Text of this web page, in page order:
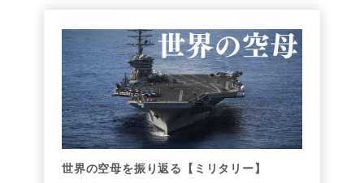
世界の空母を振り返る【ミリタリー】